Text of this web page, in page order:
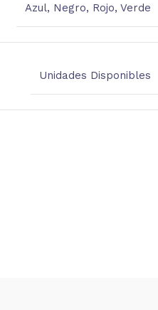
Azul, Negro, Rojo, Verde
Unidades Disponibles